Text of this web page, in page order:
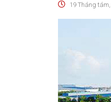
19 Tháng tám,